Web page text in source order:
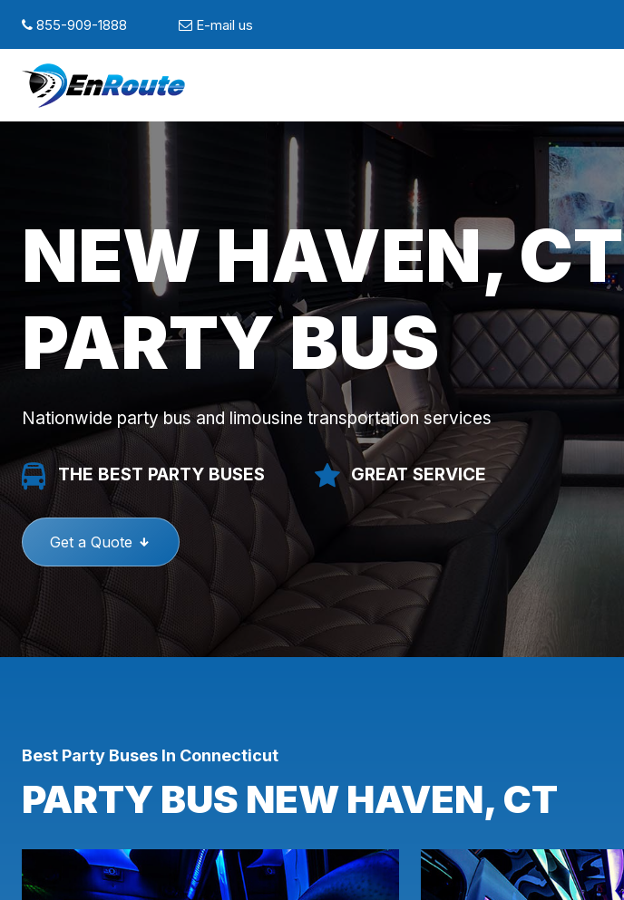
855-909-1888 E-mail us
NEW HAVEN, CT
PARTY BUS
Nationwide party bus and limousine transportation services
THE BEST PARTY BUSES GREAT SERVICE
Get a Quote
Best Party Buses In Connecticut
PARTY BUS NEW HAVEN, CT